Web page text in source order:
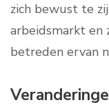
zich bewust te
arbeidsmarkt en
betreden ervan